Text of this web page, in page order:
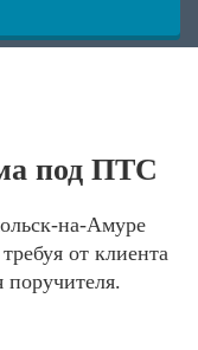
под ПТС
на-Амуре
от клиента
поручителя.